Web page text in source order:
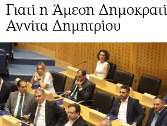
Γιατί η Άμεση
Αννίτα Δημητρίου